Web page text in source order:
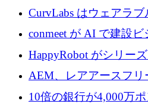
ップ、Ore Energy が
4,300 万ドルを獲得
CurvLabs はウェアラ
治療をどのように再考
conmeet が AI で建設
に 600 万ユーロを調達
HappyRobot がシリー
ルを獲得し、企業運営
AEM、レアアースフ
新を加速するために
10倍の銀行が4,000万